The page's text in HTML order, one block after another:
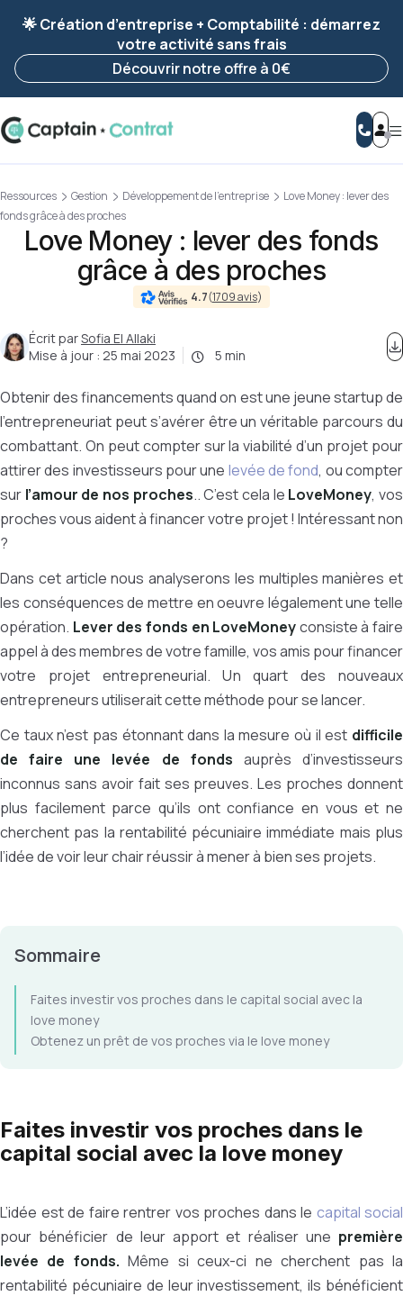
enregistrée 🚀
Reprendre ma démarche
🌟 Création d’entreprise + Comptabilité : démarrez
votre activité sans frais
Découvrir notre offre à 0€
Ressources Gestion Développement de l'entreprise
Love Money : lever des
fonds grâce à des proches
Love Money : lever des fonds
grâce à des proches
4.7(1709 avis)
Écrit parSofia El Allaki
Mise à jour : 25 mai 2023 5 min
Obtenir des financements quand on est une jeune startup de
l'entrepreneuriat peut s’avérer être un véritable parcours du
combattant. On peut compter sur la viabilité d’un projet pour
attirer des investisseurs pour une levée de fond, ou compter
sur l’amour de nos proches..C’est cela le LoveMoney, vos
proches vous aident à financer votre projet ! Intéressant non
?
Dans cet article nous analyserons les multiples manières et
les conséquences de mettre en oeuvre légalement une telle
opération. Lever des fonds en LoveMoneyconsiste à faire
appel à des membres de votre famille, vos amis pour financer
votre projet entrepreneurial. Un quart des nouveaux
entrepreneurs utiliserait cette méthode pour se lancer.
Ce taux n’est pas étonnant dans la mesure où il est difficile
de faire une levée de fonds auprès d’investisseurs
inconnus sans avoir fait ses preuves. Les proches donnent
plus facilement parce qu’ils ont confiance en vous et ne
cherchent pas la rentabilité pécuniaire immédiate mais plus
l’idée de voir leur chair réussir à mener à bien ses projets.
Sommaire
Faites investir vos proches dans le capital social avec la
love money
Obtenez un prêt de vos proches via le love money
Faites investir vos proches dans le
capital social avec la love money
L’idée est de faire rentrer vos proches dans le capital social
pour bénéficier de leur apport et réaliser une première
levée de fonds. Même si ceux-ci ne cherchent pas la
rentabilité pécuniaire de leur investissement, ils bénéficient